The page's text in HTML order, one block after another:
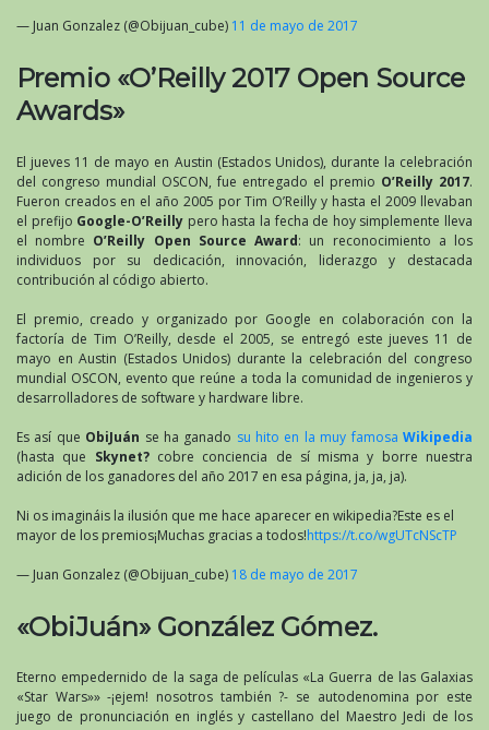
— Juan Gonzalez (@Obijuan_cube) 11 de mayo de 2017
Premio «O’Reilly 2017 Open Source
Awards»
El jueves 11 de mayo en Austin (Estados Unidos), durante la celebración
del congreso mundial OSCON, fue entregado el premio O’Reilly 2017.
Fueron creados en el año 2005 por Tim O’Reilly y hasta el 2009 llevaban
el prefijo Google-O’Reilly pero hasta la fecha de hoy simplemente lleva
el nombre O’Reilly Open Source Award: un reconocimiento a los
individuos por su dedicación, innovación, liderazgo y destacada
contribución al código abierto.
El premio, creado y organizado por Google en colaboración con la
factoría de Tim O’Reilly, desde el 2005, se entregó este jueves 11 de
mayo en Austin (Estados Unidos) durante la celebración del congreso
mundial OSCON, evento que reúne a toda la comunidad de ingenieros y
desarrolladores de software y hardware libre.
Es así que ObiJuán se ha ganado su hito en la muy famosaWikipedia
(hasta que Skynet?cobre conciencia de sí misma y borre nuestra
adición de los ganadores del año 2017 en esa página, ja, ja, ja).
Ni os imagináis la ilusión que me hace aparecer en wikipedia?Este es el
mayor de los premios¡Muchas gracias a todos!https://t.co/wgUTcNScTP
— Juan Gonzalez (@Obijuan_cube) 18 de mayo de 2017
«ObiJuán» González Gómez.
Eterno empedernido de la saga de películas «La Guerra de las Galaxias
«Star Wars»» -¡ejem! nosotros también ?- se autodenomina por este
juego de pronunciación en inglés y castellano del Maestro Jedi de los